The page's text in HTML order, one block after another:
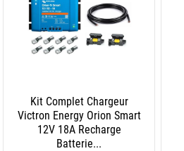
Kit Complet Chargeur
Victron Energy Orion Smart
12V 18A Recharge
Batterie...